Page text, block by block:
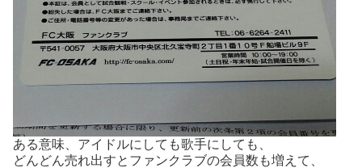
ある意味、アイドルにしても歌手にしても、
どんどん売れ出すとファンクラブの会員数も増えて、